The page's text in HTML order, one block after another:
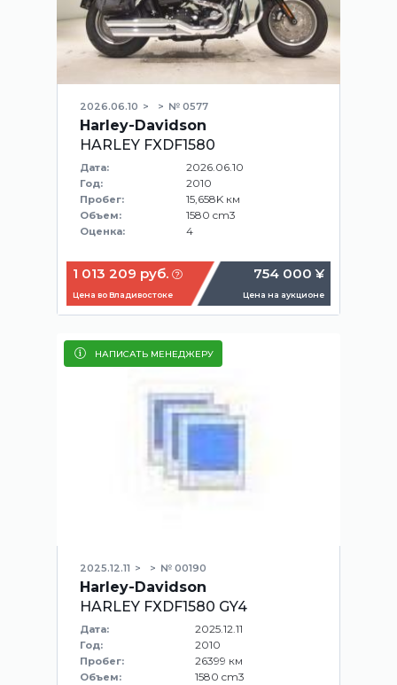
2026.06.10 № 0577
Harley-Davidson
HARLEY FXDF1580
Дата: 2026.06.10
Год: 2010
Пробег: 15,658K км
Объем: 1580 cm3
Оценка: 4
1 013 209 руб.
Цена во Владивостоке
754 000 ¥
Цена на аукционе
НАПИСАТЬ МЕНЕДЖЕРУ
2025.12.11 № 00190
Harley-Davidson
HARLEY FXDF1580 GY4
Дата: 2025.12.11
Год: 2010
Пробег: 26399 км
Объем: 1580 cm3